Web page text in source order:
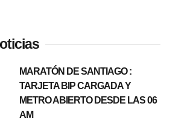
MARATÓN DE SANTIAGO :
TARJETA BIP CARGADA Y
METRO ABIERTO DESDE LAS 06
AM